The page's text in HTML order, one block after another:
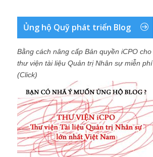
Ủng hộ Quỹ phát triển Blog
Bằng cách nâng cấp Bản quyền iCPO cho
thư viện tài liệu Quản trị Nhân sự miễn phí
(Click)